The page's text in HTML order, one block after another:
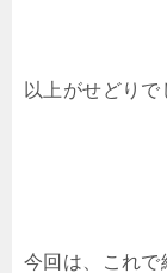
以上がせどりで
今回は、これで